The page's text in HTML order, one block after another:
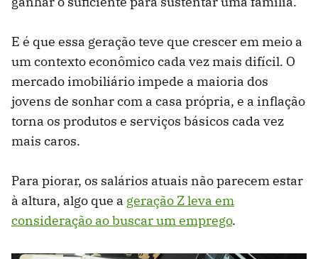
E é que essa geração teve que crescer em meio a
um contexto econômico cada vez mais difícil. O
mercado imobiliário impede a maioria dos
jovens de sonhar com a casa própria, e a inflação
torna os produtos e serviços básicos cada vez
mais caros.
Para piorar, os salários atuais não parecem estar
à altura, algo que a geração Z leva em
consideração ao buscar um emprego.